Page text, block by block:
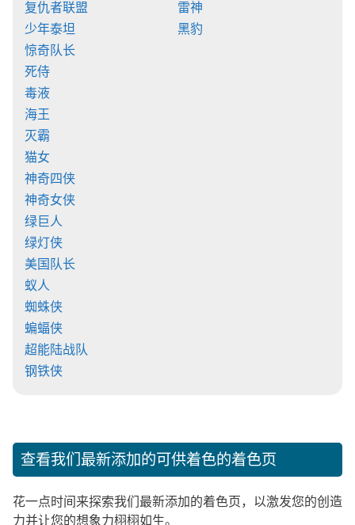
复仇者联盟
少年泰坦
惊奇队长
死侍
毒液
海王
灭霸
猫女
神奇四侠
神奇女侠
绿巨人
绿灯侠
美国队长
蚁人
蜘蛛侠
蝙蝠侠
超能陆战队
钢铁侠
雷神
黑豹
查看我们最新添加的可供着色的着色页
花一点时间来探索我们最新添加的着色页，以激发您的创造
力并让您的想象力栩栩如生。